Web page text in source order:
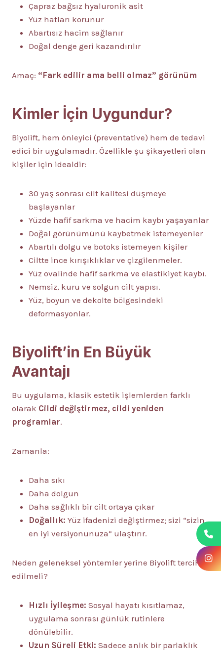
Çapraz bağsız hyaluronik asit
Yüz hatları korunur
Abartısız hacim sağlanır
Doğal denge geri kazandırılır
Amaç: “Fark edilir ama belli olmaz” görünüm
Kimler İçin Uygundur?
Biyolift, hem önleyici (preventative) hem de tedavi
edici bir uygulamadır. Özellikle şu şikayetleri olan
kişiler için idealdir:
30 yaş sonrası cilt kalitesi düşmeye
başlayanlar
Yüzde hafif sarkma ve hacim kaybı yaşayanlar
Doğal görünümünü kaybetmek istemeyenler
Abartılı dolgu ve botoks istemeyen kişiler
Ciltte ince kırışıklıklar ve çizgilenmeler.
Yüz ovalinde hafif sarkma ve elastikiyet kaybı.
Nemsiz, kuru ve solgun cilt yapısı.
Yüz, boyun ve dekolte bölgesindeki
deformasyonlar.
Biyolift’in En Büyük
Avantajı
Bu uygulama, klasik estetik işlemlerden farklı
olarak Cildi değiştirmez, cildi yeniden
programlar.
Zamanla:
Daha sıkı
Daha dolgun
Daha sağlıklı bir cilt ortaya çıkar
Doğallık: Yüz ifadenizi değiştirmez; sizi “sizin
en iyi versiyonunuza” ulaştırır.
Neden geleneksel yöntemler yerine Biyolift tercih
edilmeli?
Hızlı İyileşme: Sosyal hayatı kısıtlamaz,
uygulama sonrası günlük rutinlere
dönülebilir.
Uzun Süreli Etki: Sadece anlık bir parlaklık